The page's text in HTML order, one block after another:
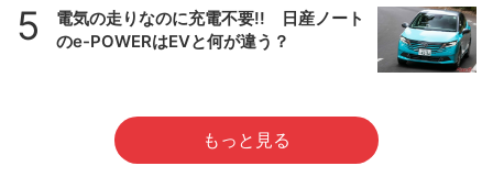
5
電気の走りなのに充電不要!! 日産ノート
のe-POWERはEVと何が違う？
もっと見る